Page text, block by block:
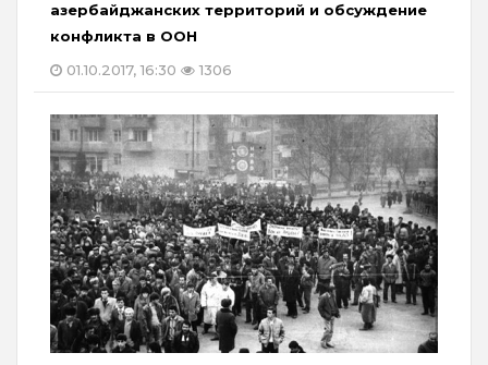
азербайджанских территорий и обсуждение
конфликта в ООН
01.10.2017, 16:30
1306